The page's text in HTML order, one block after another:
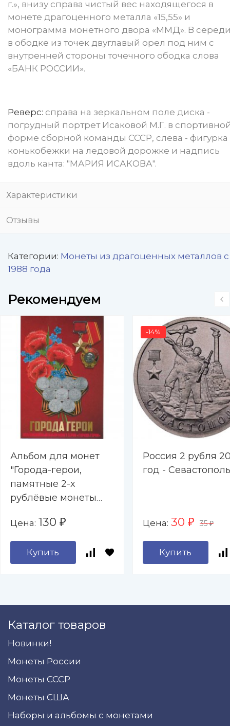
г.», внизу справа чистый вес находящегося в
монете драгоценного металла «15,55» и
монограмма монетного двора «ММД». В
в ободке из точек двуглавый орел под ним с
внутренней стороны точечного ободка слова
«БАНК РОССИИ».
Реверс: cправа на зеркальном поле диска -
погрудный портрет Исаковой М.Г. в
форме сборной команды СССР, слева - фигурка
конькобежки на ледовой дорожке и надпись
вдоль канта: "МАРИЯ ИСАКОВА".
Характеристики
Отзывы
Категории: Монеты из драгоценных металлов с
1988 года
Рекомендуем
Альбом для монет
"Города-герои,
памятные 2-х
рублёвые монеты
капсул (пустой)
Цена: 130 ₽
Купить
-14%
Россия 2 рубля
год - Севастополь
Цена: 30 ₽ 35₽
Купить
Каталог товаров
Новинки!
Монеты России
Монеты СССР
Монеты США
Наборы и альбомы с монетами